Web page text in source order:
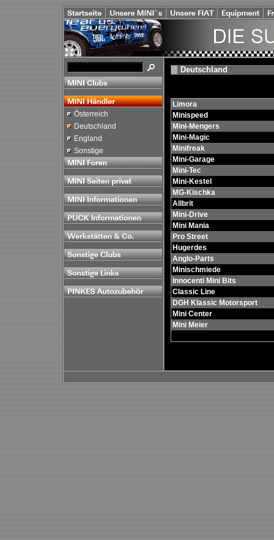
Österreich
Deutschland
England
Sonstige
Deutschland
Limora
Minispeed
Mini-Mengers
Mini-Magic
Minifreak
Mini-Garage
Mini-Tec
Mini-Kestel
MG-Kischka
Allbrit
Mini-Drive
Mini Mania
Pro Street
Hugerdes
Anglo-Parts
Minischmiede
Innocenti Mini Bits
Classic Line
DGH Klassic Motorsport
Mini Center
Mini Meier